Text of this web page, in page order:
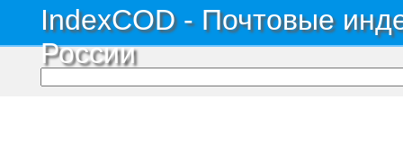
IndexCOD - Почтовые
России